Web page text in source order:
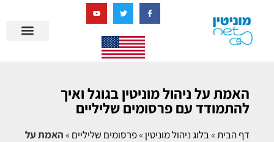
האמת על ניהול מוניטין בגוגל ואיך
להתמודד עם פרסומים שליליים
דף הבית»בלוג ניהול מוניטין »פרסומים שליליים »האמת על